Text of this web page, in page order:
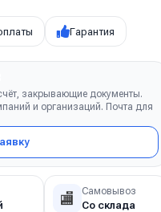
Гарантия
закрывающие документы.
и организаций. Почта для
🏬 Самовывоз
Со склада